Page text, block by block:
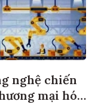
nghệ chiến
mại hóa